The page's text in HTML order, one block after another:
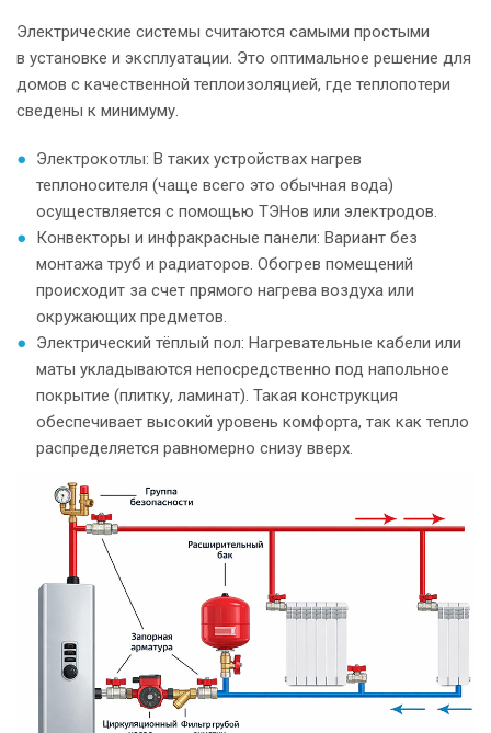
Электрические системы считаются самыми простыми
в установке и эксплуатации. Это оптимальное решение для
домов с качественной теплоизоляцией, где теплопотери
сведены к минимуму.
Электрокотлы: В таких устройствах нагрев
теплоносителя (чаще всего это обычная вода)
осуществляется с помощью ТЭНов или электродов.
Конвекторы и инфракрасные панели: Вариант без
монтажа труб и радиаторов. Обогрев помещений
происходит за счет прямого нагрева воздуха или
окружающих предметов.
Электрический тёплый пол: Нагревательные кабели или
маты укладываются непосредственно под напольное
покрытие (плитку, ламинат). Такая конструкция
обеспечивает высокий уровень комфорта, так как тепло
распределяется равномерно снизу вверх.